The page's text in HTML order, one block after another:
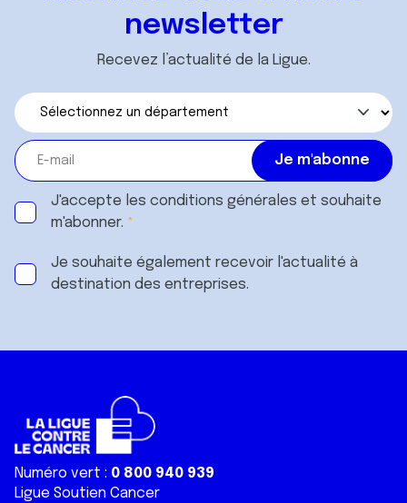
newsletter
Recevez l’actualité de la Ligue.
J'accepte les conditions générales et souhaite
m'abonner.
Je souhaite également recevoir l'actualité à
destination des entreprises.
Numéro vert : 0 800 940 939
Ligue Soutien Cancer